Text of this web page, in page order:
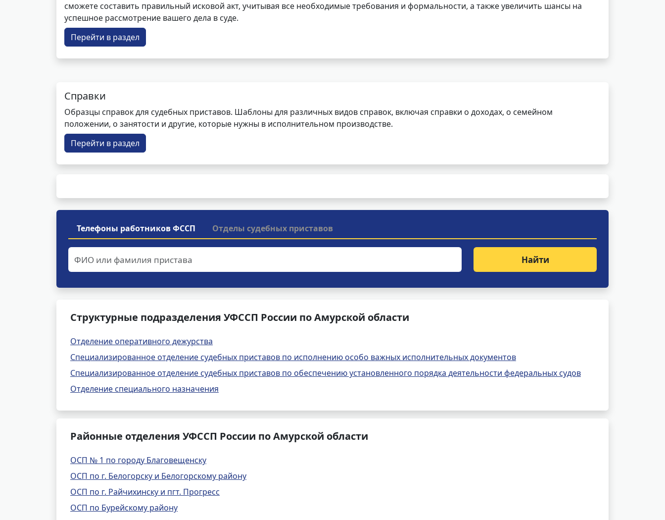
сможете составить правильный исковой акт, учитывая все необходимые требования и формальности, а также увеличить шансы на
успешное рассмотрение вашего дела в суде.
Перейти в раздел
Справки
Образцы справок для судебных приставов. Шаблоны для различных видов справок, включая справки о доходах, о семейном
положении, о занятости и другие, которые нужны в исполнительном производстве.
Перейти в раздел
Телефоны работников ФССП Отделы судебных приставов
Найти
Структурные подразделения УФССП России по Амурской области
Отделение оперативного дежурства
Специализированное отделение судебных приставов по исполнению особо важных исполнительных документов
Специализированное отделение судебных приставов по обеспечению установленного порядка деятельности федеральных судов
Отделение специального назначения
Районные отделения УФССП России по Амурской области
ОСП № 1 по городу Благовещенску
ОСП по г. Белогорску и Белогорскому району
ОСП по г. Райчихинску и пгт. Прогресс
ОСП по Бурейскому району